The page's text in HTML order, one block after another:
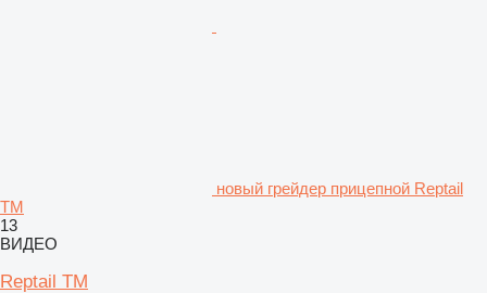
новый грейдер прицепной Reptail
TM
13
ВИДЕО
Reptail TM